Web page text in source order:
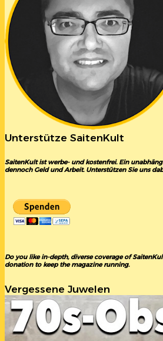
Unterstütze SaitenKult
SaitenKult ist werbe- und kostenfrei. Ein
dennoch Geld und Arbeit. Unterstützen Sie uns
Do you like in-depth, diverse coverage of
donation to keep the magazine running.
Vergessene Juwelen